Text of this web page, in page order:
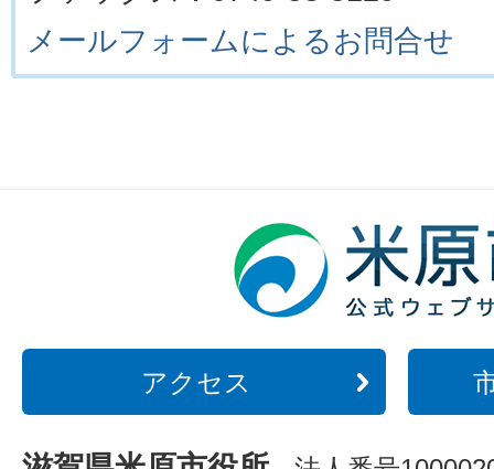
メールフォームによるお問合せ
アクセス